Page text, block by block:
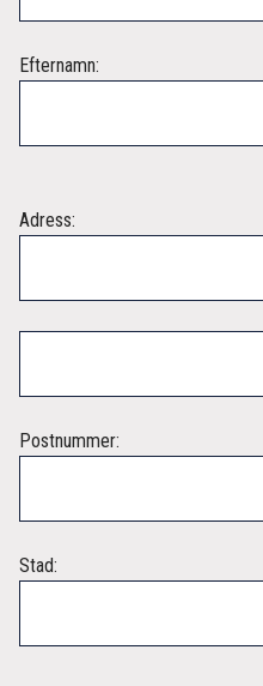
Efternamn:
Adress:
Postnummer:
Stad: